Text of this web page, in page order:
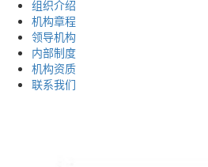
组织介绍
机构章程
领导机构
内部制度
机构资质
联系我们